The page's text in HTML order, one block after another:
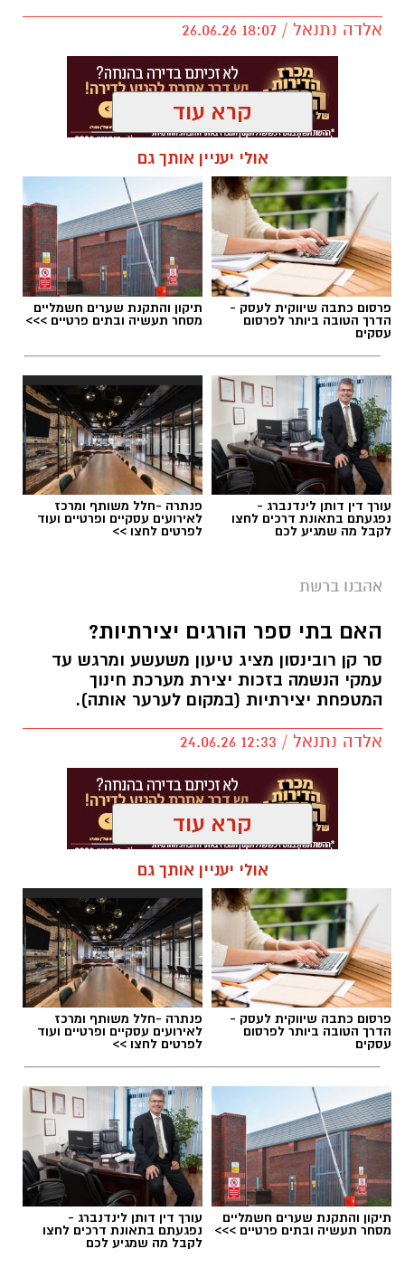
אלדה נתנאל / 18:07 26.06.26
נוריה בן ארצי
חדשותי? מצאתם טעות בכתבה? נשמח שתשתפו
קרא עוד
אולי יעניין אותך גם
פרסום כתבה שיווקית לעסק -
הדרך הטובה ביותר לפרסום
עסקים
תיקון והתקנת שערים חשמליים
מסחר תעשיה ובתים פרטיים >>>
עורך דין דותן לינדנברג -
נפגעתם בתאונת דרכים לחצו
לקבל מה שמגיע לכם
פנתרה -חלל משותף ומרכז
לאירועים עסקיים ופרטיים ועוד
לפרטים לחצו >>
אהבנו ברשת
האם בתי ספר הורגים יצירתיות?
סר קן רובינסון מציג טיעון משעשע ומרגש עד
עמקי הנשמה בזכות יצירת מערכת חינוך
המטפחת יצירתיות (במקום לערער אותה).
אלדה נתנאל / 12:33 24.06.26
האם בתי ספר הורגים יצירתיות?
יש לכם מידע חשוב שטרם נחשף? צילומים מאירוע
חדשותי? מצאתם טעות בכתבה? נשמח שתשתפו
אותנו
קרא עוד
אולי יעניין אותך גם
פרסום כתבה שיווקית לעסק -
הדרך הטובה ביותר לפרסום
עסקים
פנתרה -חלל משותף ומרכז
לאירועים עסקיים ופרטיים ועוד
לפרטים לחצו >>
תיקון והתקנת שערים חשמליים
מסחר תעשיה ובתים פרטיים >>>
עורך דין דותן לינדנברג -
נפגעתם בתאונת דרכים לחצו
לקבל מה שמגיע לכם